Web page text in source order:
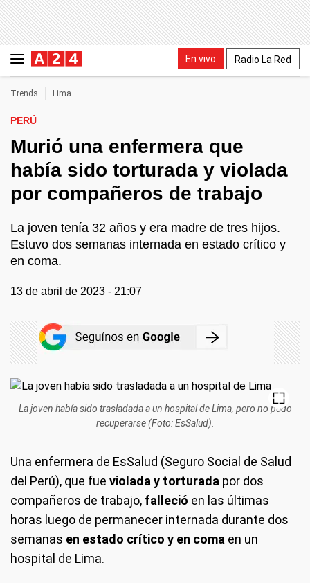
En vivo Radio La Red
Trends Lima
PERÚ
Murió una enfermera que
había sido torturada y violada
por compañeros de trabajo
La joven tenía 32 años y era madre de tres hijos.
Estuvo dos semanas internada en estado crítico y
en coma.
13 de abril de 2023 - 21:07
La joven había sido trasladada a un hospital de Lima, pero no pudo
recuperarse (Foto: EsSalud).
Una enfermera de EsSalud (Seguro Social de Salud
del Perú), que fue violada y torturada por dos
compañeros de trabajo, falleció en las últimas
horas luego de permanecer internada durante dos
semanas en estado crítico y en coma en un
hospital de Lima.